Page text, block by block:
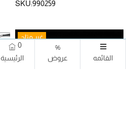
القائمه
%
عروض
الرئيسية
0
SKU:990259
غير متاح